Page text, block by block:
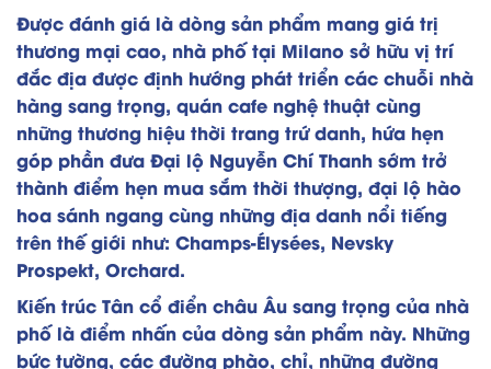
Được đánh giá là dòng sản phẩm mang giá trị
thương mại cao, nhà phố tại Milano sở hữu vị trí
đắc địa được định hướng phát triển các chuỗi nhà
hàng sang trọng, quán cafe nghệ thuật cùng
những thương hiệu thời trang trứ danh, hứa hẹn
góp phần đưa Đại lộ Nguyễn Chí Thanh sớm trở
thành điểm hẹn mua sắm thời thượng, đại lộ hào
hoa sánh ngang cùng những địa danh nổi tiếng
trên thế giới như: Champs-Élysées, Nevsky
Prospekt, Orchard.
Kiến trúc Tân cổ điển châu Âu sang trọng của nhà
phố là điểm nhấn của dòng sản phẩm này. Những
bức tường, các đường phào, chỉ, những đường